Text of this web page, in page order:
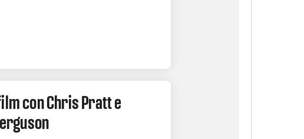
con Chris Pratt e